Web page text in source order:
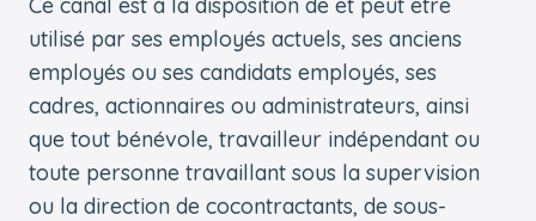
utilisé par ses employés actuels, ses anciens
employés ou ses candidats employés, ses
cadres, actionnaires ou administrateurs, ainsi
que tout bénévole, travailleur indépendant ou
toute personne travaillant sous la supervision
ou la direction de cocontractants, de sous-